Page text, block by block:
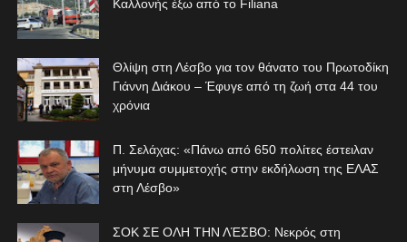
Καλλονής έξω από το Filiana
Θλίψη στη Λέσβο για τον θάνατο του Πρωτοδίκη
Γιάννη Διάκου – Έφυγε από τη ζωή στα 44 του
χρόνια
Π. Σελάχας: «Πάνω από 650 πολίτες έστειλαν
μήνυμα συμμετοχής στην εκδήλωση της ΕΛΑΣ
στη Λέσβο»
ΣΟΚ ΣΕ ΟΛΗ ΤΗΝ ΛΈΣΒΟ: Νεκρός στη